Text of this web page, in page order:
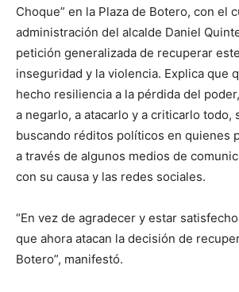
Choque” en la Plaza de Botero, con el
administración del alcalde Daniel
petición generalizada de recuperar
inseguridad y la violencia. Explica que
hecho resiliencia a la pérdida del
a negarlo, a atacarlo y a criticarlo todo,
buscando réditos políticos en quienes
a través de algunos medios de
con su causa y las redes sociales.
“En vez de agradecer y estar
que ahora atacan la decisión de
Botero”, manifestó.